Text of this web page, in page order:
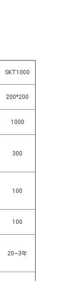
SKT1000
200*200
1000
300
100
100
20~3年